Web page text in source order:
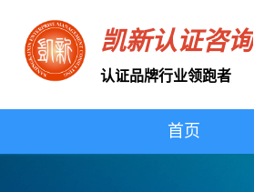
凯新认证咨询
认证品牌行业领跑者
首页